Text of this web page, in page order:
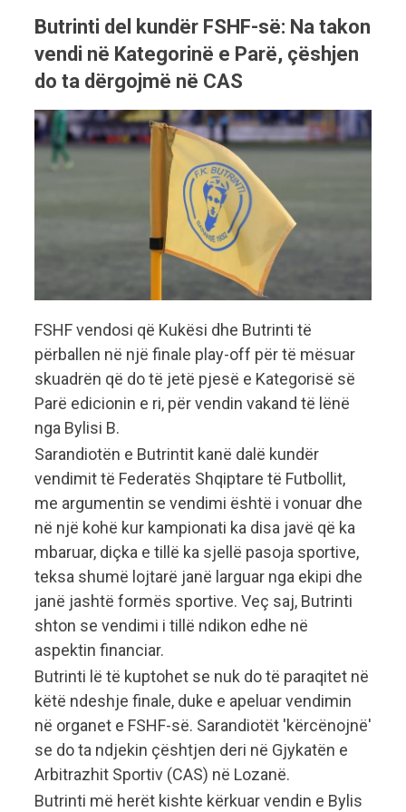
Butrinti del kundër FSHF-së: Na takon
vendi në Kategorinë e Parë, çëshjen
do ta dërgojmë në CAS
FSHF vendosi që Kukësi dhe Butrinti të
përballen në një finale play-off për të mësuar
skuadrën që do të jetë pjesë e Kategorisë së
Parë edicionin e ri, për vendin vakand të lënë
nga Bylisi B.
Sarandiotën e Butrintit kanë dalë kundër
vendimit të Federatës Shqiptare të Futbollit,
me argumentin se vendimi është i vonuar dhe
në një kohë kur kampionati ka disa javë që ka
mbaruar, diçka e tillë ka sjellë pasoja sportive,
teksa shumë lojtarë janë larguar nga ekipi dhe
janë jashtë formës sportive. Veç saj, Butrinti
shton se vendimi i tillë ndikon edhe në
aspektin financiar.
Butrinti lë të kuptohet se nuk do të paraqitet në
këtë ndeshje finale, duke e apeluar vendimin
në organet e FSHF-së. Sarandiotët 'kërcënojnë'
se do ta ndjekin çështjen deri në Gjykatën e
Arbitrazhit Sportiv (CAS) në Lozanë.
Butrinti më herët kishte kërkuar vendin e Bylis